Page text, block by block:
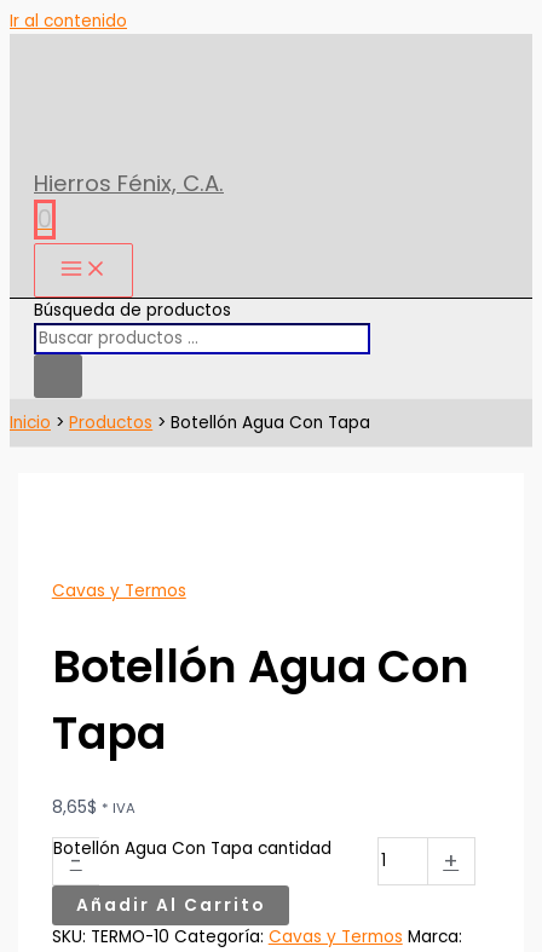
Ir al contenido
Hierros Fénix, C.A.
0
Búsqueda de productos
Inicio Productos Botellón Agua Con Tapa
Cavas y Termos
Botellón Agua Con
Tapa
8,65$ * IVA
-
Botellón Agua Con Tapa cantidad +
Añadir Al Carrito
SKU: TERMO-10 Categoría: Cavas y Termos Marca: